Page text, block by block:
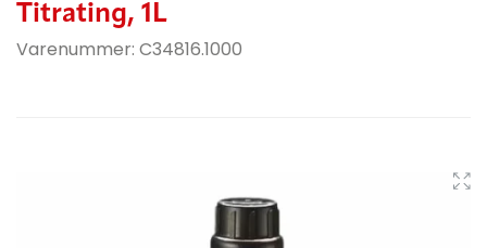
Titrating, 1L
Varenummer: C34816.1000